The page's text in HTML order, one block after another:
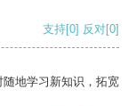
支持[0] 反对[0]
地学习新知识，拓宽